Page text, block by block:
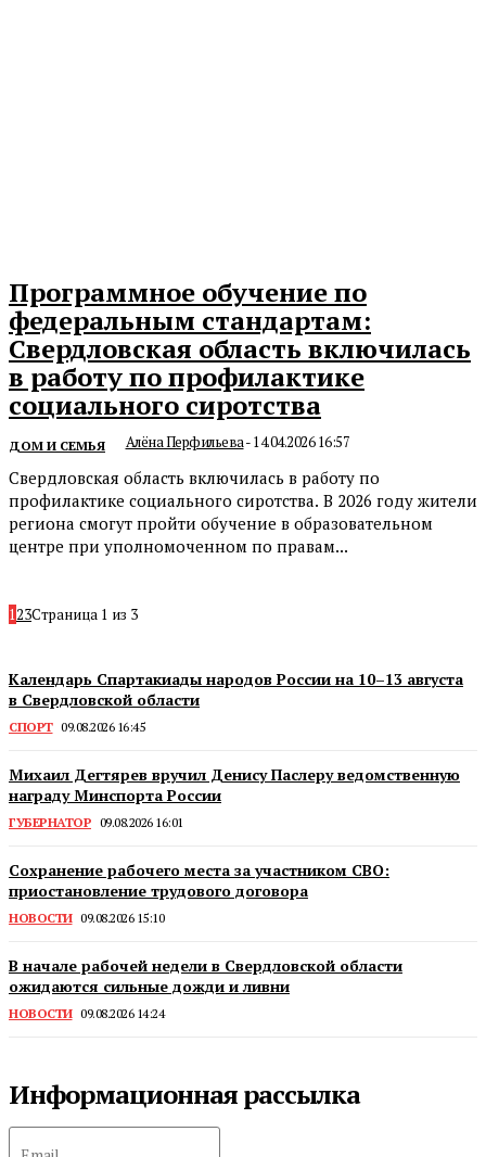
Программное обучение по
федеральным стандартам:
Свердловская область включилась
в работу по профилактике
социального сиротства
ДОМ И СЕМЬЯ Алёна Перфильева-14.04.2026 16:57
Свердловская область включилась в работу по
профилактике социального сиротства. В 2026 году жители
региона смогут пройти обучение в образовательном
центре при уполномоченном по правам...
123Страница 1 из 3
Календарь Спартакиады народов России на 10–13 августа
в Свердловской области
СПОРТ 09.08.2026 16:45
Михаил Дегтярев вручил Денису Паслеру ведомственную
награду Минспорта России
ГУБЕРНАТОР 09.08.2026 16:01
Сохранение рабочего места за участником СВО:
приостановление трудового договора
НОВОСТИ 09.08.2026 15:10
В начале рабочей недели в Свердловской области
ожидаются сильные дожди и ливни
НОВОСТИ 09.08.2026 14:24
Информационная рассылка